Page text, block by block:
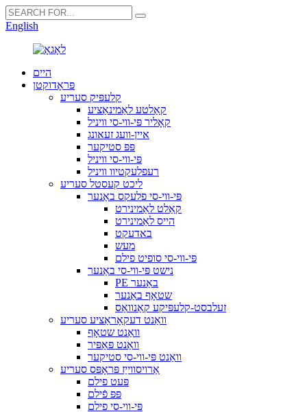
English
היים
פּראָדוקטן
קלעפּיק סעריע
קאַלטע לאַמינאַציע
קאָליר פּי-ווי-סי וויניל
איין-וועג זעאונג
פּפּ סטיקער
פּי-ווי-סי וויניל
רעפלעקטיוו וויניל
ליכט קעסטל סעריע
פּי-ווי-סי פלעקס באַנער
קאַלט לאַמינירט
הייס לאַמינירט
באדעקט
מעש
פּי-ווי-סי סופיט פילם
נישט פּי-ווי-סי באַנער
PE באַנער
שטאָף באַנער
זעלבסט-קלעפּיקע קאַנוואַס
וואַנט דעקאָראַציע סעריע
וואַנט שטאָף
וואַנט פּאַפּיר
וואַנט פּי-ווי-סי סטיקער
אַרויסווייַז פּראָפּס סעריע
פּעט פילם
פּפּ פֿילם
פּי-ווי-סי פילם